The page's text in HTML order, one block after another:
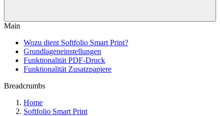
Main
Wozu dient Softfolio Smart Print?
Grundlageneinstellungen
Funktionalität PDF-Druck
Funktionalität Zusatzpapiere
Breadcrumbs
Home
Softfolio Smart Print